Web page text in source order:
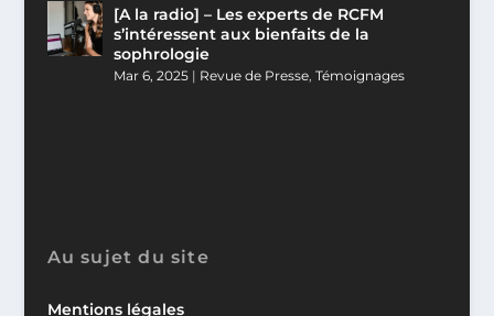
[A la radio] – Les experts de RCFM
s’intéressent aux bienfaits de la
sophrologie
Mar 6, 2025| Revue de Presse, Témoignages
Au sujet du site
Mentions légales